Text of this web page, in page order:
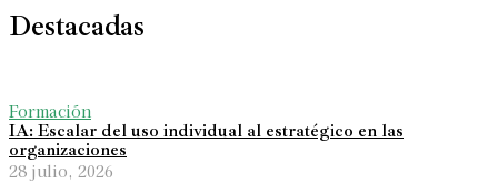
Destacadas
Formación
IA: Escalar del uso individual al estratégico en las
organizaciones
28 julio, 2026